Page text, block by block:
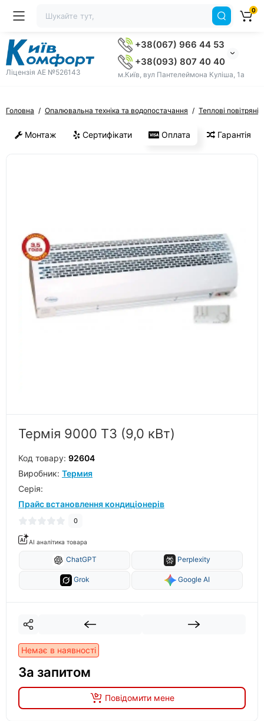
Ліцензія AE №526143
+38(067) 966 44 53
+38(093) 807 40 40
м.Київ, вул Пантелеймона Куліша, 1а
0
Головна Опалювальна техніка та водопостачання Теплові повітряні
Монтаж Сертифікати Оплата Гарантія
Термія 9000 Т3 (9,0 кВт)
Код товару: 92604
Виробник: Термия
Серiя:
Прайс встановлення кондиціонерів
0
AI аналітика товара
ChatGPT Perplexity
Grok Google AI
Немає в наявності
За запитом
Повідомити мене